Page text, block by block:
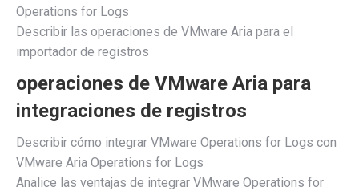
Operations for Logs
Describir las operaciones de VMware Aria para el
importador de registros
operaciones de VMware Aria para
integraciones de registros
Describir cómo integrar VMware Operations for Logs con
VMware Aria Operations for Logs
Analice las ventajas de integrar VMware Operations for